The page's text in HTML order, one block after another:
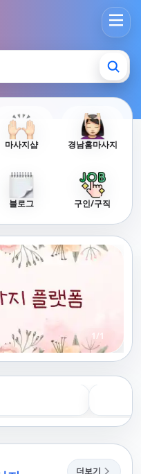
사지 부산홈타이 부산출
마사지샵 경남홈마사지
블로그 구인/구직
1 /1
더보기